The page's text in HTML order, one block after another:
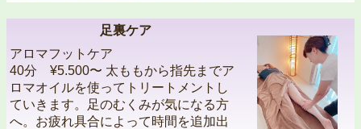
足裏ケア
アロマフットケア
40分 ¥5.500〜 太ももから指先までア
ロマオイルを使ってトリートメントし
ていきます。足のむくみが気になる方
へ。お疲れ具合によって時間を追加出